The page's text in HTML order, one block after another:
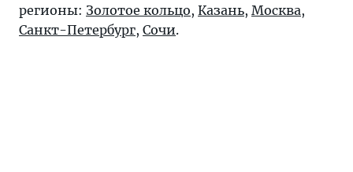
регионы: Золотое кольцо, Казань, Москва,
Санкт-Петербург, Сочи.